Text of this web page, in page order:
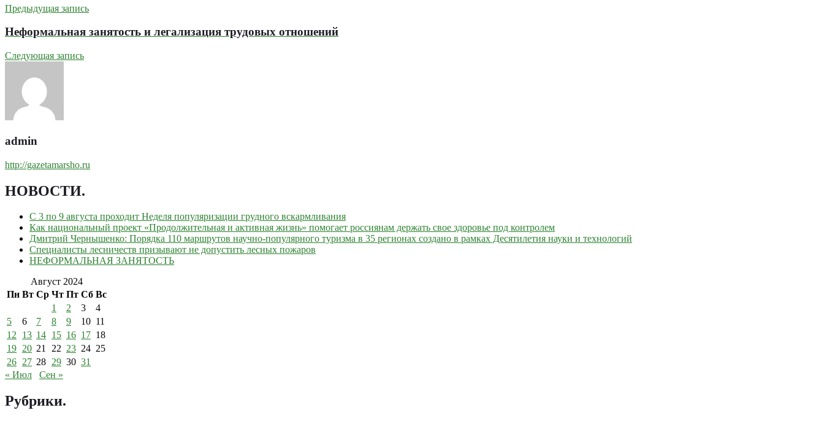
Предыдущая запись
Неформальная занятость и легализация трудовых отношений
Следующая запись
admin
http://gazetamarsho.ru
НОВОСТИ.
С 3 по 9 августа проходит Неделя популяризации грудного вскармливания
Как национальный проект «Продолжительная и активная жизнь» помогает россиянам держать свое здоровье под контролем
Дмитрий Чернышенко: Порядка 110 маршрутов научно-популярного туризма в 35 регионах создано в рамках Десятилетия науки и технологий
Специалисты лесничеств призывают не допустить лесных пожаров
НЕФОРМАЛЬНАЯ ЗАНЯТОСТЬ
Август 2024
Пн Вт Ср Чт Пт Сб Вс
1
2 3
4
5
6 7 8 9 10 11
12 13 14 15 16 17 18
19 20 21 22 23 24 25
26 27 28 29 30 31
« Июл
Сен »
Рубрики.